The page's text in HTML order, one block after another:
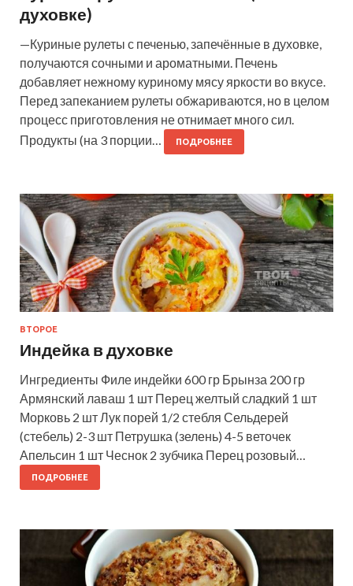
духовке)
—Куриные рулеты с печенью, запечённые в духовке,
получаются сочными и ароматными. Печень
добавляет нежному куриному мясу яркости во вкусе.
Перед запеканием рулеты обжариваются, но в целом
процесс приготовления не отнимает много сил.
Продукты (на 3 порции…
ПОДРОБНЕЕ
ВТОРОЕ
Индейка в духовке
Ингредиенты Филе индейки 600 гр Брынза 200 гр
Армянский лаваш 1 шт Перец желтый сладкий 1 шт
Морковь 2 шт Лук порей 1/2 стебля Сельдерей
(стебель) 2-3 шт Петрушка (зелень) 4-5 веточек
Апельсин 1 шт Чеснок 2 зубчика Перец розовый…
ПОДРОБНЕЕ